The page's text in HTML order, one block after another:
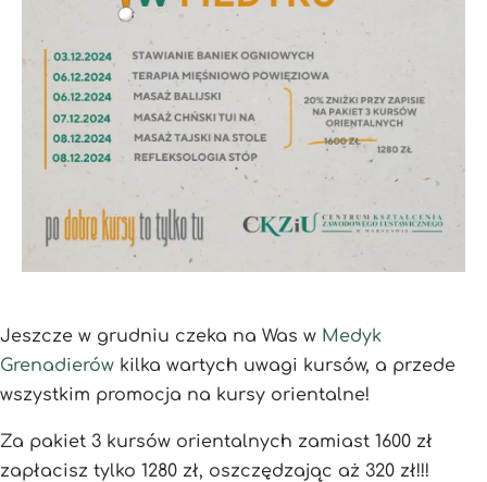
Jeszcze w grudniu czeka na Was w Medyk
Grenadierów kilka wartych uwagi kursów, a przede
wszystkim promocja na kursy orientalne!
Za pakiet 3 kursów orientalnych zamiast 1600 zł
zapłacisz tylko 1280 zł, oszczędzając aż 320 zł!!!